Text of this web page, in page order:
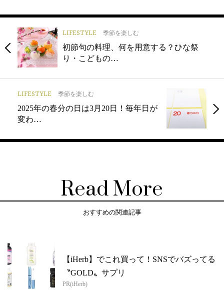
LIFESTYLE 季節を楽しむ
初節句の料理、何を用意する？ひな祭
り・こどもの…
LIFESTYLE 季節を楽しむ
2025年の春分の日は3月20日！毎年日が
変わ…
Read More
おすすめの関連記事
【iHerb】でこれ買って！SNSでバズってる
〝GOLD〟サプリ
PR(iHerb)